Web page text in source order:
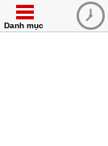
Danh mục